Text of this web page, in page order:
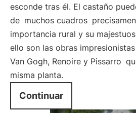
esconde tras él. El castaño
de muchos cuadros
importancia rural y su
ello son las obras
Van Gogh, Renoire y Pissarro
misma planta.
Continuar